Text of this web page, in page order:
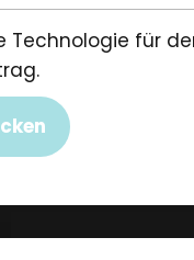
Technologie für